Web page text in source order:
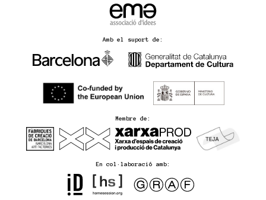
Amb el suport de:
Membre de:
En col·laboració amb: